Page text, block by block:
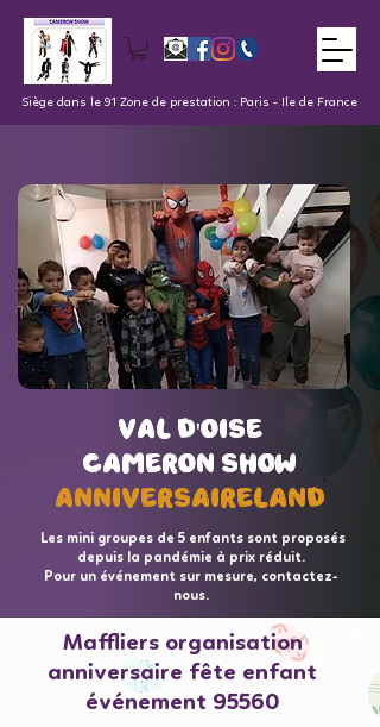
Siège dans le 91 Zone de prestation : Paris - Ile de France
val d'oise
Cameron Show
AnniversaireLand
val d'oise
Cameron Show
AnniversaireLand
Les mini groupes de 5 enfants sont proposés
depuis la pandémie à prix réduit.
Pour un événement sur mesure, contactez-
nous.
Maffliers organisation
anniversaire fête enfant
événement 95560